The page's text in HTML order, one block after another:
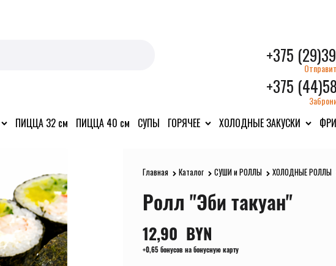
+375
+375
ПИЦЦА 32 см ПИЦЦА 40 см СУПЫ ГОРЯЧЕЕ ХОЛОДНЫЕ ЗАКУСКИ
Главная Каталог СУШИ и РОЛЛЫ ХОЛОДНЫЕ РОЛЛЫ
Ролл "Эби такуан"
12,90
  BYN
+0,65 бонусов на бонусную карту